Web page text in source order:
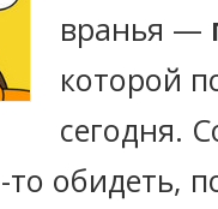
вранья —
которой
сегодня.
обидеть,